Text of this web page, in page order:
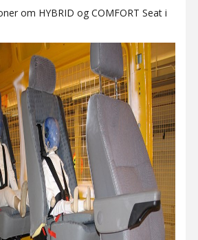
om HYBRID og COMFORT Seat i